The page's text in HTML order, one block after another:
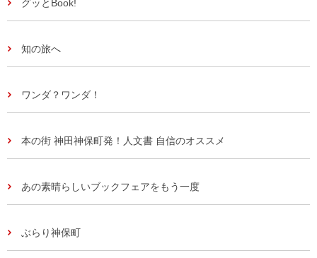
グッとBook!
知の旅へ
ワンダ？ワンダ！
本の街 神田神保町発！人文書 自信のオススメ
あの素晴らしいブックフェアをもう一度
ぶらり神保町